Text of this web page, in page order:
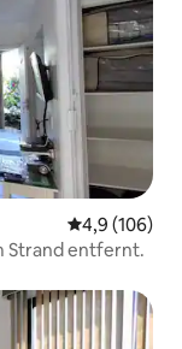
4,9 (106)
Strand entfernt.